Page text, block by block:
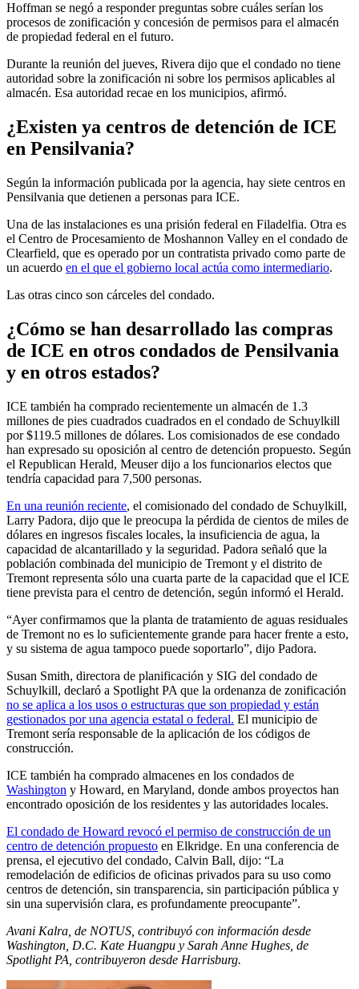
Hoffman se negó a responder preguntas sobre cuáles serían los
procesos de zonificación y concesión de permisos para el almacén
de propiedad federal en el futuro.
Durante la reunión del jueves, Rivera dijo que el condado no tiene
autoridad sobre la zonificación ni sobre los permisos aplicables al
almacén. Esa autoridad recae en los municipios, afirmó.
¿Existen ya centros de detención de ICE
en Pensilvania?
Según la información publicada por la agencia, hay siete centros en
Pensilvania que detienen a personas para ICE.
Una de las instalaciones es una prisión federal en Filadelfia. Otra es
el Centro de Procesamiento de Moshannon Valley en el condado de
Clearfield, que es operado por un contratista privado como parte de
un acuerdo en el que el gobierno local actúa como intermediario.
Las otras cinco son cárceles del condado.
¿Cómo se han desarrollado las compras
de ICE en otros condados de Pensilvania
y en otros estados?
ICE también ha comprado recientemente un almacén de 1.3
millones de pies cuadrados cuadrados en el condado de Schuylkill
por $119.5 millones de dólares. Los comisionados de ese condado
han expresado su oposición al centro de detención propuesto. Según
el Republican Herald, Meuser dijo a los funcionarios electos que
tendría capacidad para 7,500 personas.
En una reunión reciente, el comisionado del condado de Schuylkill,
Larry Padora, dijo que le preocupa la pérdida de cientos de miles de
dólares en ingresos fiscales locales, la insuficiencia de agua, la
capacidad de alcantarillado y la seguridad. Padora señaló que la
población combinada del municipio de Tremont y el distrito de
Tremont representa sólo una cuarta parte de la capacidad que el ICE
tiene prevista para el centro de detención, según informó el Herald.
“Ayer confirmamos que la planta de tratamiento de aguas residuales
de Tremont no es lo suficientemente grande para hacer frente a esto,
y su sistema de agua tampoco puede soportarlo”, dijo Padora.
Susan Smith, directora de planificación y SIG del condado de
Schuylkill, declaró a Spotlight PA que la ordenanza de zonificación
no se aplica a los usos o estructuras que son propiedad y están
gestionados por una agencia estatal o federal. El municipio de
Tremont sería responsable de la aplicación de los códigos de
construcción.
ICE también ha comprado almacenes en los condados de
Washington y Howard, en Maryland, donde ambos proyectos han
encontrado oposición de los residentes y las autoridades locales.
El condado de Howard revocó el permiso de construcción de un
centro de detención propuesto en Elkridge. En una conferencia de
prensa, el ejecutivo del condado, Calvin Ball, dijo: “La
remodelación de edificios de oficinas privados para su uso como
centros de detención, sin transparencia, sin participación pública y
sin una supervisión clara, es profundamente preocupante”.
Avani Kalra, de NOTUS, contribuyó con información desde
Washington, D.C. Kate Huangpu y Sarah Anne Hughes, de
Spotlight PA, contribuyeron desde Harrisburg.